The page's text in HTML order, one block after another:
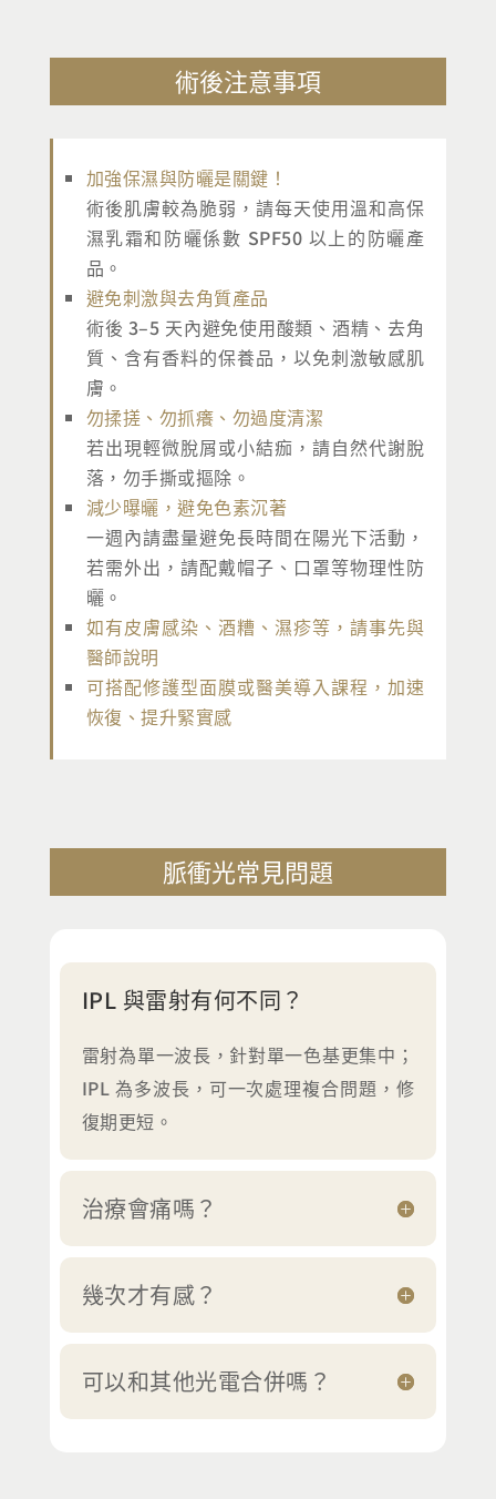
術後注意事項
加強保濕與防曬是關鍵！
術後肌膚較為脆弱，請每天使用溫和高保
濕乳霜和防曬係數 SPF50 以上的防曬產
品。
避免刺激與去角質產品
術後 3–5 天內避免使用酸類、酒精、去角
質、含有香料的保養品，以免刺激敏感肌
膚。
勿揉搓、勿抓癢、勿過度清潔
若出現輕微脫屑或小結痂，請自然代謝脫
落，勿手撕或摳除。
減少曝曬，避免色素沉著
一週內請盡量避免長時間在陽光下活動，
若需外出，請配戴帽子、口罩等物理性防
曬。
如有皮膚感染、酒糟、濕疹等，請事先與
醫師說明
可搭配修護型面膜或醫美導入課程，加速
恢復、提升緊實感
脈衝光常見問題
IPL 與雷射有何不同？
雷射為單一波長，針對單一色基更集中；
IPL 為多波長，可一次處理複合問題，修
復期更短。
治療會痛嗎？
幾次才有感？
可以和其他光電合併嗎？